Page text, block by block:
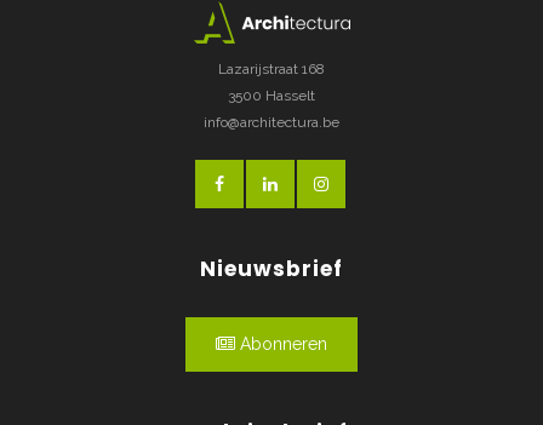
Lazarijstraat 168
3500 Hasselt
info@architectura.be
Nieuwsbrief
Abonneren